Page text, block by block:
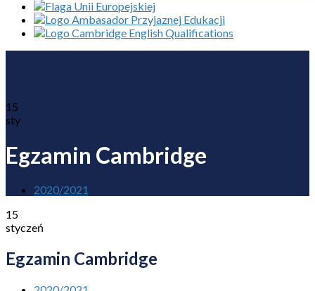
15
sty
Egzamin Cambridge
2020/2021
15
styczeń
Egzamin Cambridge